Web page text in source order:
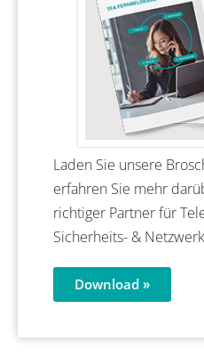
Laden Sie unsere
erfahren Sie mehr
richtiger Partner für
Sicherheits- &
Download »